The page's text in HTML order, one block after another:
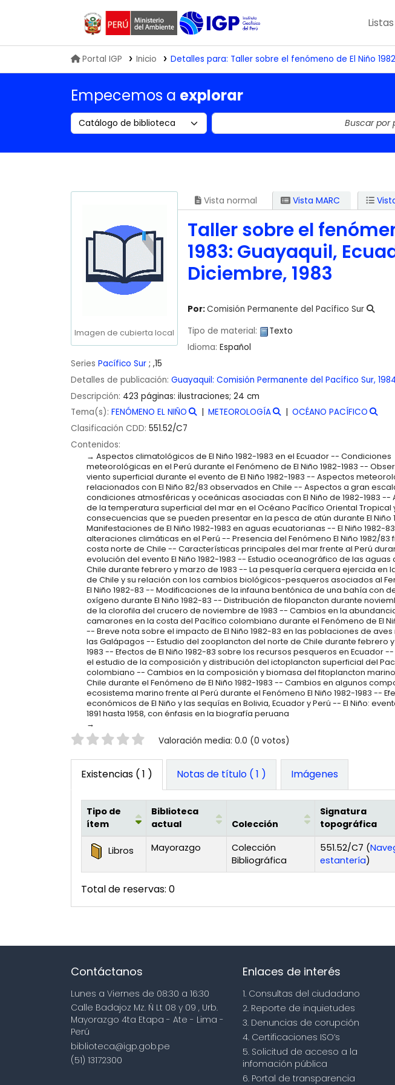
Biblioteca IGP
Listas
Portal IGP Inicio Detalles para: Taller sobre el fenómeno de El Niño
Empecemos a explorar
Search the catalog by: Buscar en el catálogo por
Imagen de cubierta local
Vista normal Vista MARC
Taller sobre el
1983: Guayaquil,
Diciembre, 1983
Por:Comisión Permanente del Pacífico Sur
Tipo de material:
Texto
Idioma: Español
Series Pacífico Sur ; ,15
Detalles de publicación: Guayaquil: Comisión Permanente del Pacífico Sur,
Descripción: 423 páginas: ilustraciones; 24 cm
Tema(s): FENÓMENO EL NIÑO METEOROLOGÍA
OCÉANO PACÍFICO
Clasificación CDD: 551.52/C7
Contenidos:
Aspectos climatológicos de El Niño 1982-1983 en el Ecuador -- Condiciones
meteorológicas en el Perú durante el Fenómeno de El Niño 1982-1983 --
viento superficial durante el evento de El Niño 1982-1983 -- Aspectos
relacionados con El Niño 82/83 observados en Chile -- Aspectos a gran
condiciones atmosféricas y oceánicas asociadas con El Niño de 1982-1983 --
de la temperatura superficial del mar en el Océano Pacífico Oriental Tropical
consecuencias que se pueden presentar en la pesca de atún durante El Niño
Manifestaciones de El Niño 1982-1983 en aguas ecuatorianas -- El Niño 1982-
alteraciones climáticas en el Perú -- Presencia del Fenómeno El Niño 1982/83
costa norte de Chile -- Características principales del mar frente al Perú
evolución del evento El Niño 1982-1983 -- Estudio oceanográfico de las aguas
Chile durante febrero y marzo de 1983 -- La pesquería cerquera ejercida en
de Chile y su relación con los cambios biológicos-pesqueros asociados al
El Niño 1982-83 -- Modificaciones de la infauna bentónica de una bahía con
oxígeno durante El Niño 1982-83 -- Distribución de filopancton durante
de la clorofila del crucero de noviembre de 1983 -- Cambios en la
camarones en la costa del Pacífico colombiano durante el Fenómeno de El
-- Breve nota sobre el impacto de El Niño 1982-83 en las poblaciones de
las Galápagos -- Estudio del zooplancton del norte de Chile durante febrero
1983 -- Efectos de El Niño 1982-83 sobre los recursos pesqueros en Ecuador
el estudio de la composición y distribución del ictoplancton superficial del
colombiano -- Cambios en la composición y biomasa del fitoplancton
Chile durante el Fenómeno de El Niño 1982-1983 -- Cambios en algunos
ecosistema marino frente al Perú durante el Fenómeno El Niño 1982-1983 --
económicos de El Niño y las sequías en Bolivia, Ecuador y Perú -- El Niño:
1891 hasta 1958, con énfasis en la biografía peruana
Valoración Valoración media: 0.0 (0 votos)
Existencias ( 1 ) Notas de título ( 1 ) Imágenes
Existencias
Tipo de
ítem
Biblioteca
actual
Colección
Signatura
topográfica
Libros Mayorazgo
Colección
Bibliográfica
551.52/C7 (
estantería(Abre
)
Total de reservas: 0
Contáctanos
Lunes a Viernes de 08:30 a 16:30
Calle Badajoz Mz. Ñ Lt 08 y 09 , Urb.
Mayorazgo 4ta Etapa - Ate - Lima -
Perú
biblioteca@igp.gob.pe
(51) 13172300
Enlaces de interés
1. Consultas del ciudadano
2. Reporte de inquietudes
3. Denuncias de corupción
4. Certificaciones ISO’s
5. Solicitud de acceso a la
infomación pública
6. Portal de transparencia